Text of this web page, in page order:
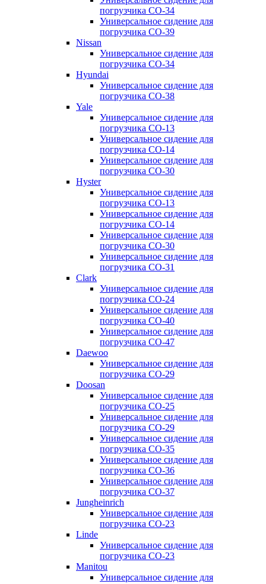
погрузчика CO-34
Универсальное сидение для
погрузчика CO-39
Nissan
Универсальное сидение для
погрузчика CO-34
Hyundai
Универсальное сидение для
погрузчика CO-38
Yale
Универсальное сидение для
погрузчика CO-13
Универсальное сидение для
погрузчика CO-14
Универсальное сидение для
погрузчика CO-30
Hyster
Универсальное сидение для
погрузчика CO-13
Универсальное сидение для
погрузчика CO-14
Универсальное сидение для
погрузчика CO-30
Универсальное сидение для
погрузчика CO-31
Clark
Универсальное сидение для
погрузчика CO-24
Универсальное сидение для
погрузчика CO-40
Универсальное сидение для
погрузчика CO-47
Daewoo
Универсальное сидение для
погрузчика CO-29
Doosan
Универсальное сидение для
погрузчика CO-25
Универсальное сидение для
погрузчика CO-29
Универсальное сидение для
погрузчика CO-35
Универсальное сидение для
погрузчика CO-36
Универсальное сидение для
погрузчика CO-37
Jungheinrich
Универсальное сидение для
погрузчика CO-23
Linde
Универсальное сидение для
погрузчика CO-23
Manitou
Универсальное сидение для